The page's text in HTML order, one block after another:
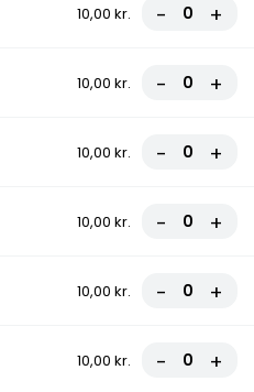
10,00 kr. - +
10,00 kr. - +
10,00 kr. - +
10,00 kr. - +
10,00 kr. - +
10,00 kr. - +